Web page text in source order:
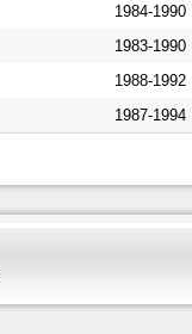
1984-1990
1983-1990
1988-1992
1987-1994